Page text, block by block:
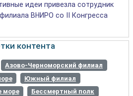
идеи привезла сотрудник
ВНИРО со II Конгресса
контента
Азово-Черноморский филиал
Южный филиал
море
Бессмертный полк